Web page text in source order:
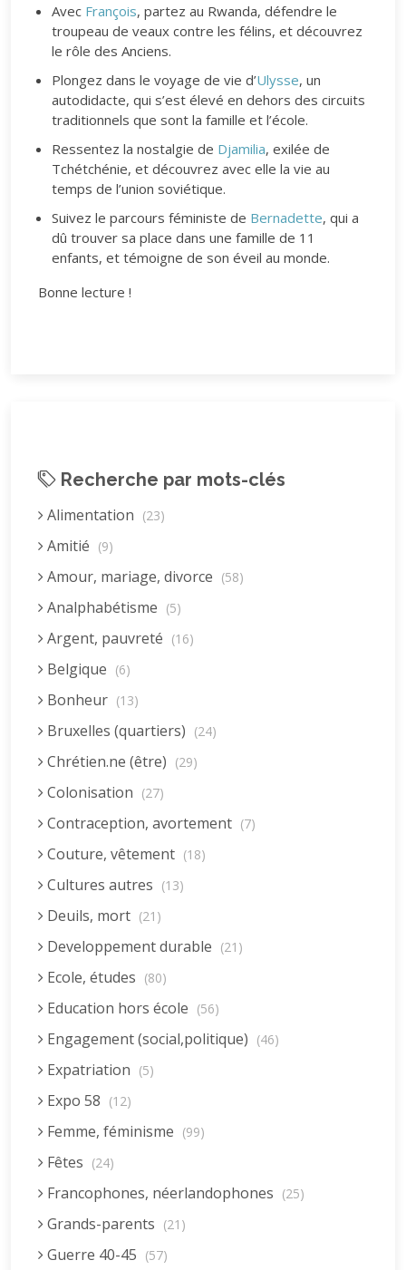
Avec François, partez au Rwanda, défendre le
troupeau de veaux contre les félins, et découvrez
le rôle des Anciens.
Plongez dans le voyage de vie d’Ulysse, un
autodidacte, qui s’est élevé en dehors des circuits
traditionnels que sont la famille et l’école.
Ressentez la nostalgie de Djamilia, exilée de
Tchétchénie, et découvrez avec elle la vie au
temps de l’union soviétique.
Suivez le parcours féministe de Bernadette, qui a
dû trouver sa place dans une famille de 11
enfants, et témoigne de son éveil au monde.
Bonne lecture !
Recherche par mots-clés
Alimentation (23)
Amitié (9)
Amour, mariage, divorce (58)
Analphabétisme (5)
Argent, pauvreté (16)
Belgique (6)
Bonheur (13)
Bruxelles (quartiers) (24)
Chrétien.ne (être) (29)
Colonisation (27)
Contraception, avortement (7)
Couture, vêtement (18)
Cultures autres (13)
Deuils, mort (21)
Developpement durable (21)
Ecole, études (80)
Education hors école (56)
Engagement (social,politique) (46)
Expatriation (5)
Expo 58 (12)
Femme, féminisme (99)
Fêtes (24)
Francophones, néerlandophones (25)
Grands-parents (21)
Guerre 40-45 (57)